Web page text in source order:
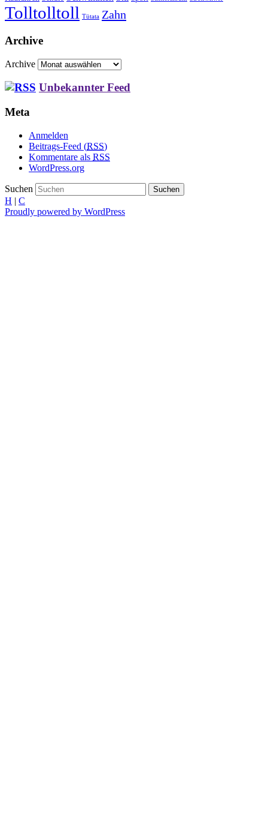
Tolltolltoll Tütata Zahn
Archive
Archive
Unbekannter Feed
Meta
Anmelden
Beitrags-Feed (RSS)
Kommentare als RSS
WordPress.org
Suchen
H | C
Proudly powered by WordPress